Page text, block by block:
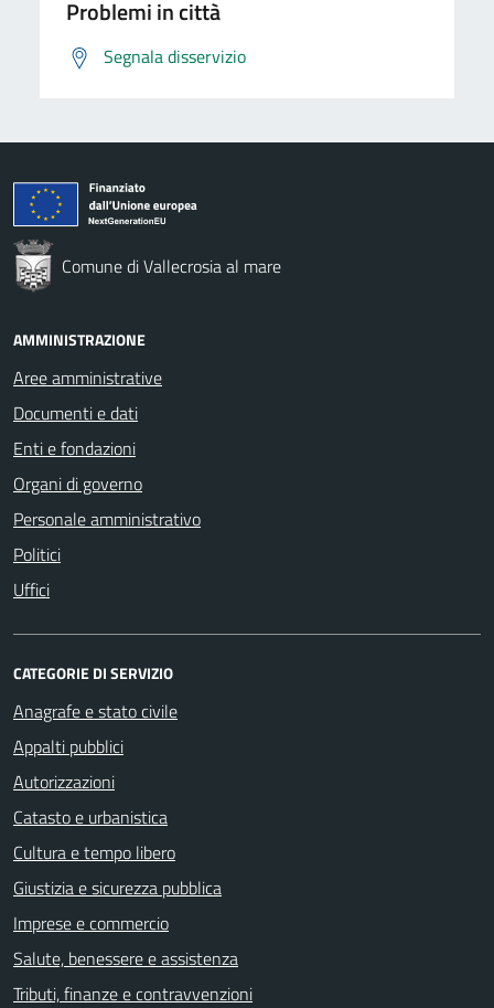
Problemi in città
Segnala disservizio
Comune di Vallecrosia al mare
AMMINISTRAZIONE
Aree amministrative
Documenti e dati
Enti e fondazioni
Organi di governo
Personale amministrativo
Politici
Uffici
CATEGORIE DI SERVIZIO
Anagrafe e stato civile
Appalti pubblici
Autorizzazioni
Catasto e urbanistica
Cultura e tempo libero
Giustizia e sicurezza pubblica
Imprese e commercio
Salute, benessere e assistenza
Tributi, finanze e contravvenzioni